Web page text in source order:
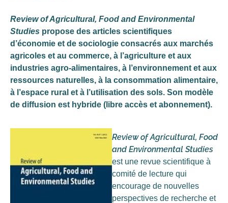
Review of Agricultural, Food and Environmental
Studies propose des articles scientifiques
d’économie et de sociologie consacrés aux marchés
agricoles et au commerce, à l’agriculture et aux
industries agro-alimentaires, à l’environnement et aux
ressources naturelles, à la consommation alimentaire,
à l’espace rural et à l’utilisation des sols. Son modèle
de diffusion est hybride (libre accès et abonnement).
Review of Agricultural, Food
and Environmental Studies
est une revue scientifique à
comité de lecture qui
encourage de nouvelles
perspectives de recherche et